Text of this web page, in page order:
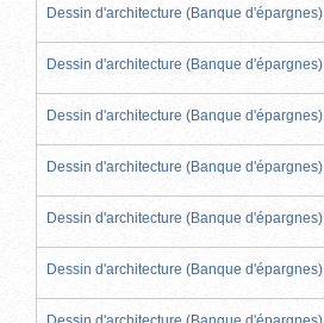
Dessin d'architecture (Banque d'épargnes)
Dessin d'architecture (Banque d'épargnes)
Dessin d'architecture (Banque d'épargnes)
Dessin d'architecture (Banque d'épargnes)
Dessin d'architecture (Banque d'épargnes)
Dessin d'architecture (Banque d'épargnes)